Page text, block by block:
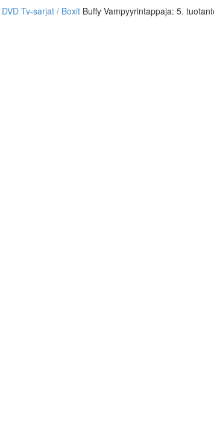
DVD Tv-sarjat / Boxit Buffy Vampyyrintappaja: 5.